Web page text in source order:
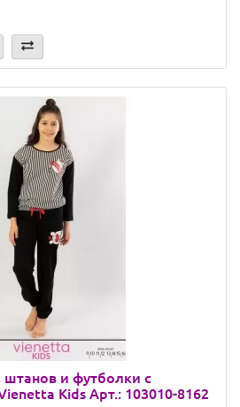
и футболки с
Kids Арт.: 103010-8162